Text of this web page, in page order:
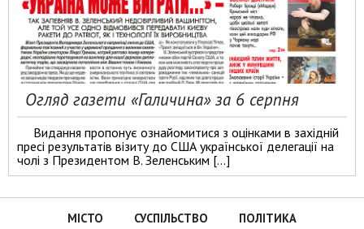
Огляд газети «Галичина» за 6 серпня
Видання пропонує ознайомитися з оцінками в західній
пресі результатів візиту до США української делегації на
чолі з Президентом В. Зеленським […]
МІСТО СУСПІЛЬСТВО ПОЛІТИКА